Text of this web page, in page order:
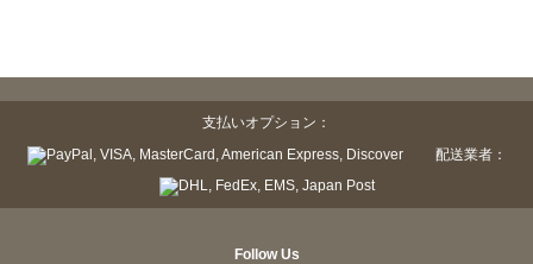
支払いオプション：
配送業者：
Follow Us